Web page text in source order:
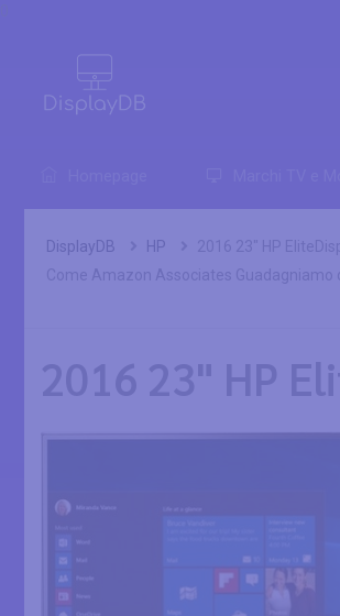
DisplayDB HP
2016 23" HP
Come Amazon Associates Guadagniamo
2016 23" HP